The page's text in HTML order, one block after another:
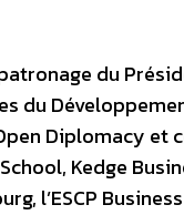
du
du
Diplomacy et
Kedge
l’ESCP